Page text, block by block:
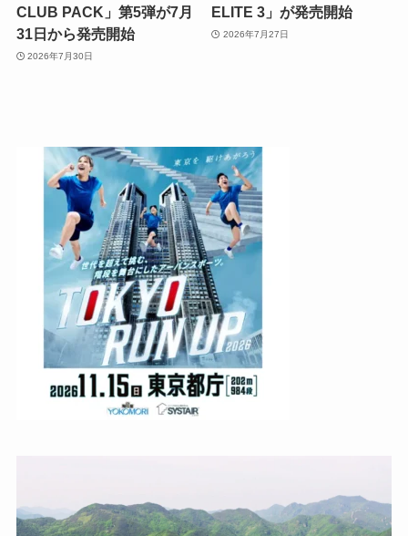
CLUB PACK」第5弾が7月
31日から発売開始
2026年7月30日
ELITE 3」が発売開始
2026年7月27日